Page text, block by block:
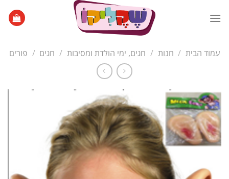
עמוד הבית / חנות / חגים, ימי הולדת ומסיבות / חגים / פורים